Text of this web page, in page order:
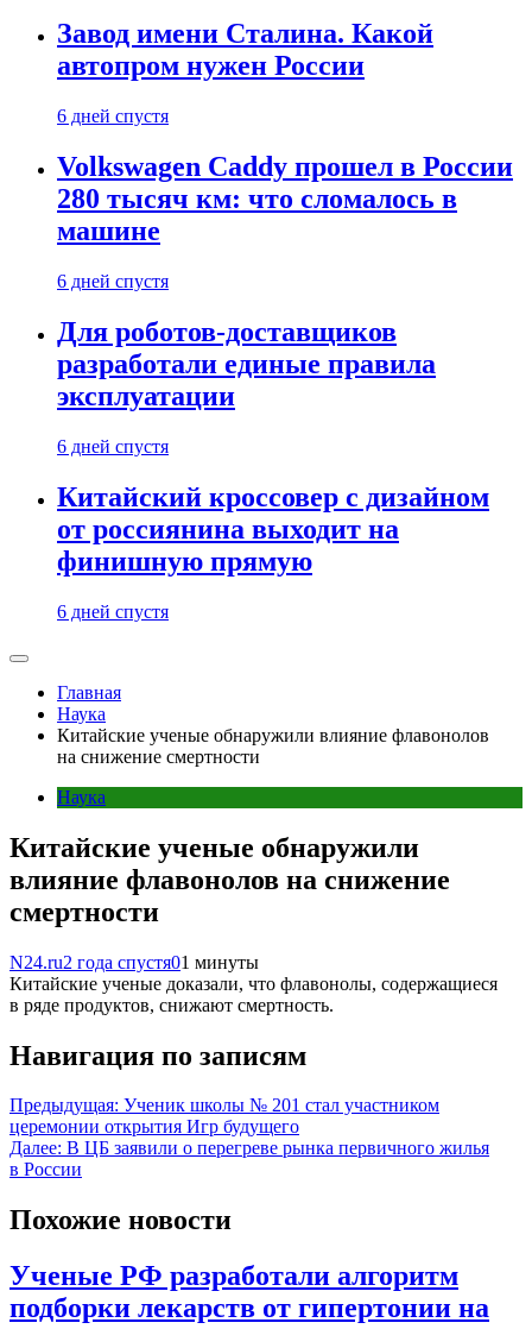
Завод имени Сталина. Какой
автопром нужен России
6 дней спустя
Volkswagen Caddy прошел в России
280 тысяч км: что сломалось в
машине
6 дней спустя
Для роботов-доставщиков
разработали единые правила
эксплуатации
6 дней спустя
Китайский кроссовер с дизайном
от россиянина выходит на
финишную прямую
6 дней спустя
Главная
Наука
Китайские ученые обнаружили влияние флавонолов
на снижение смертности
Наука
Китайские ученые обнаружили
влияние флавонолов на снижение
смертности
N24.ru2 года спустя01 минуты
Китайские ученые доказали, что флавонолы, содержащиеся
в ряде продуктов, снижают смертность.
Навигация по записям
Предыдущая: Ученик школы № 201 стал участником
церемонии открытия Игр будущего
Далее: В ЦБ заявили о перегреве рынка первичного жилья
в России
Похожие новости
Ученые РФ разработали алгоритм
подборки лекарств от гипертонии на